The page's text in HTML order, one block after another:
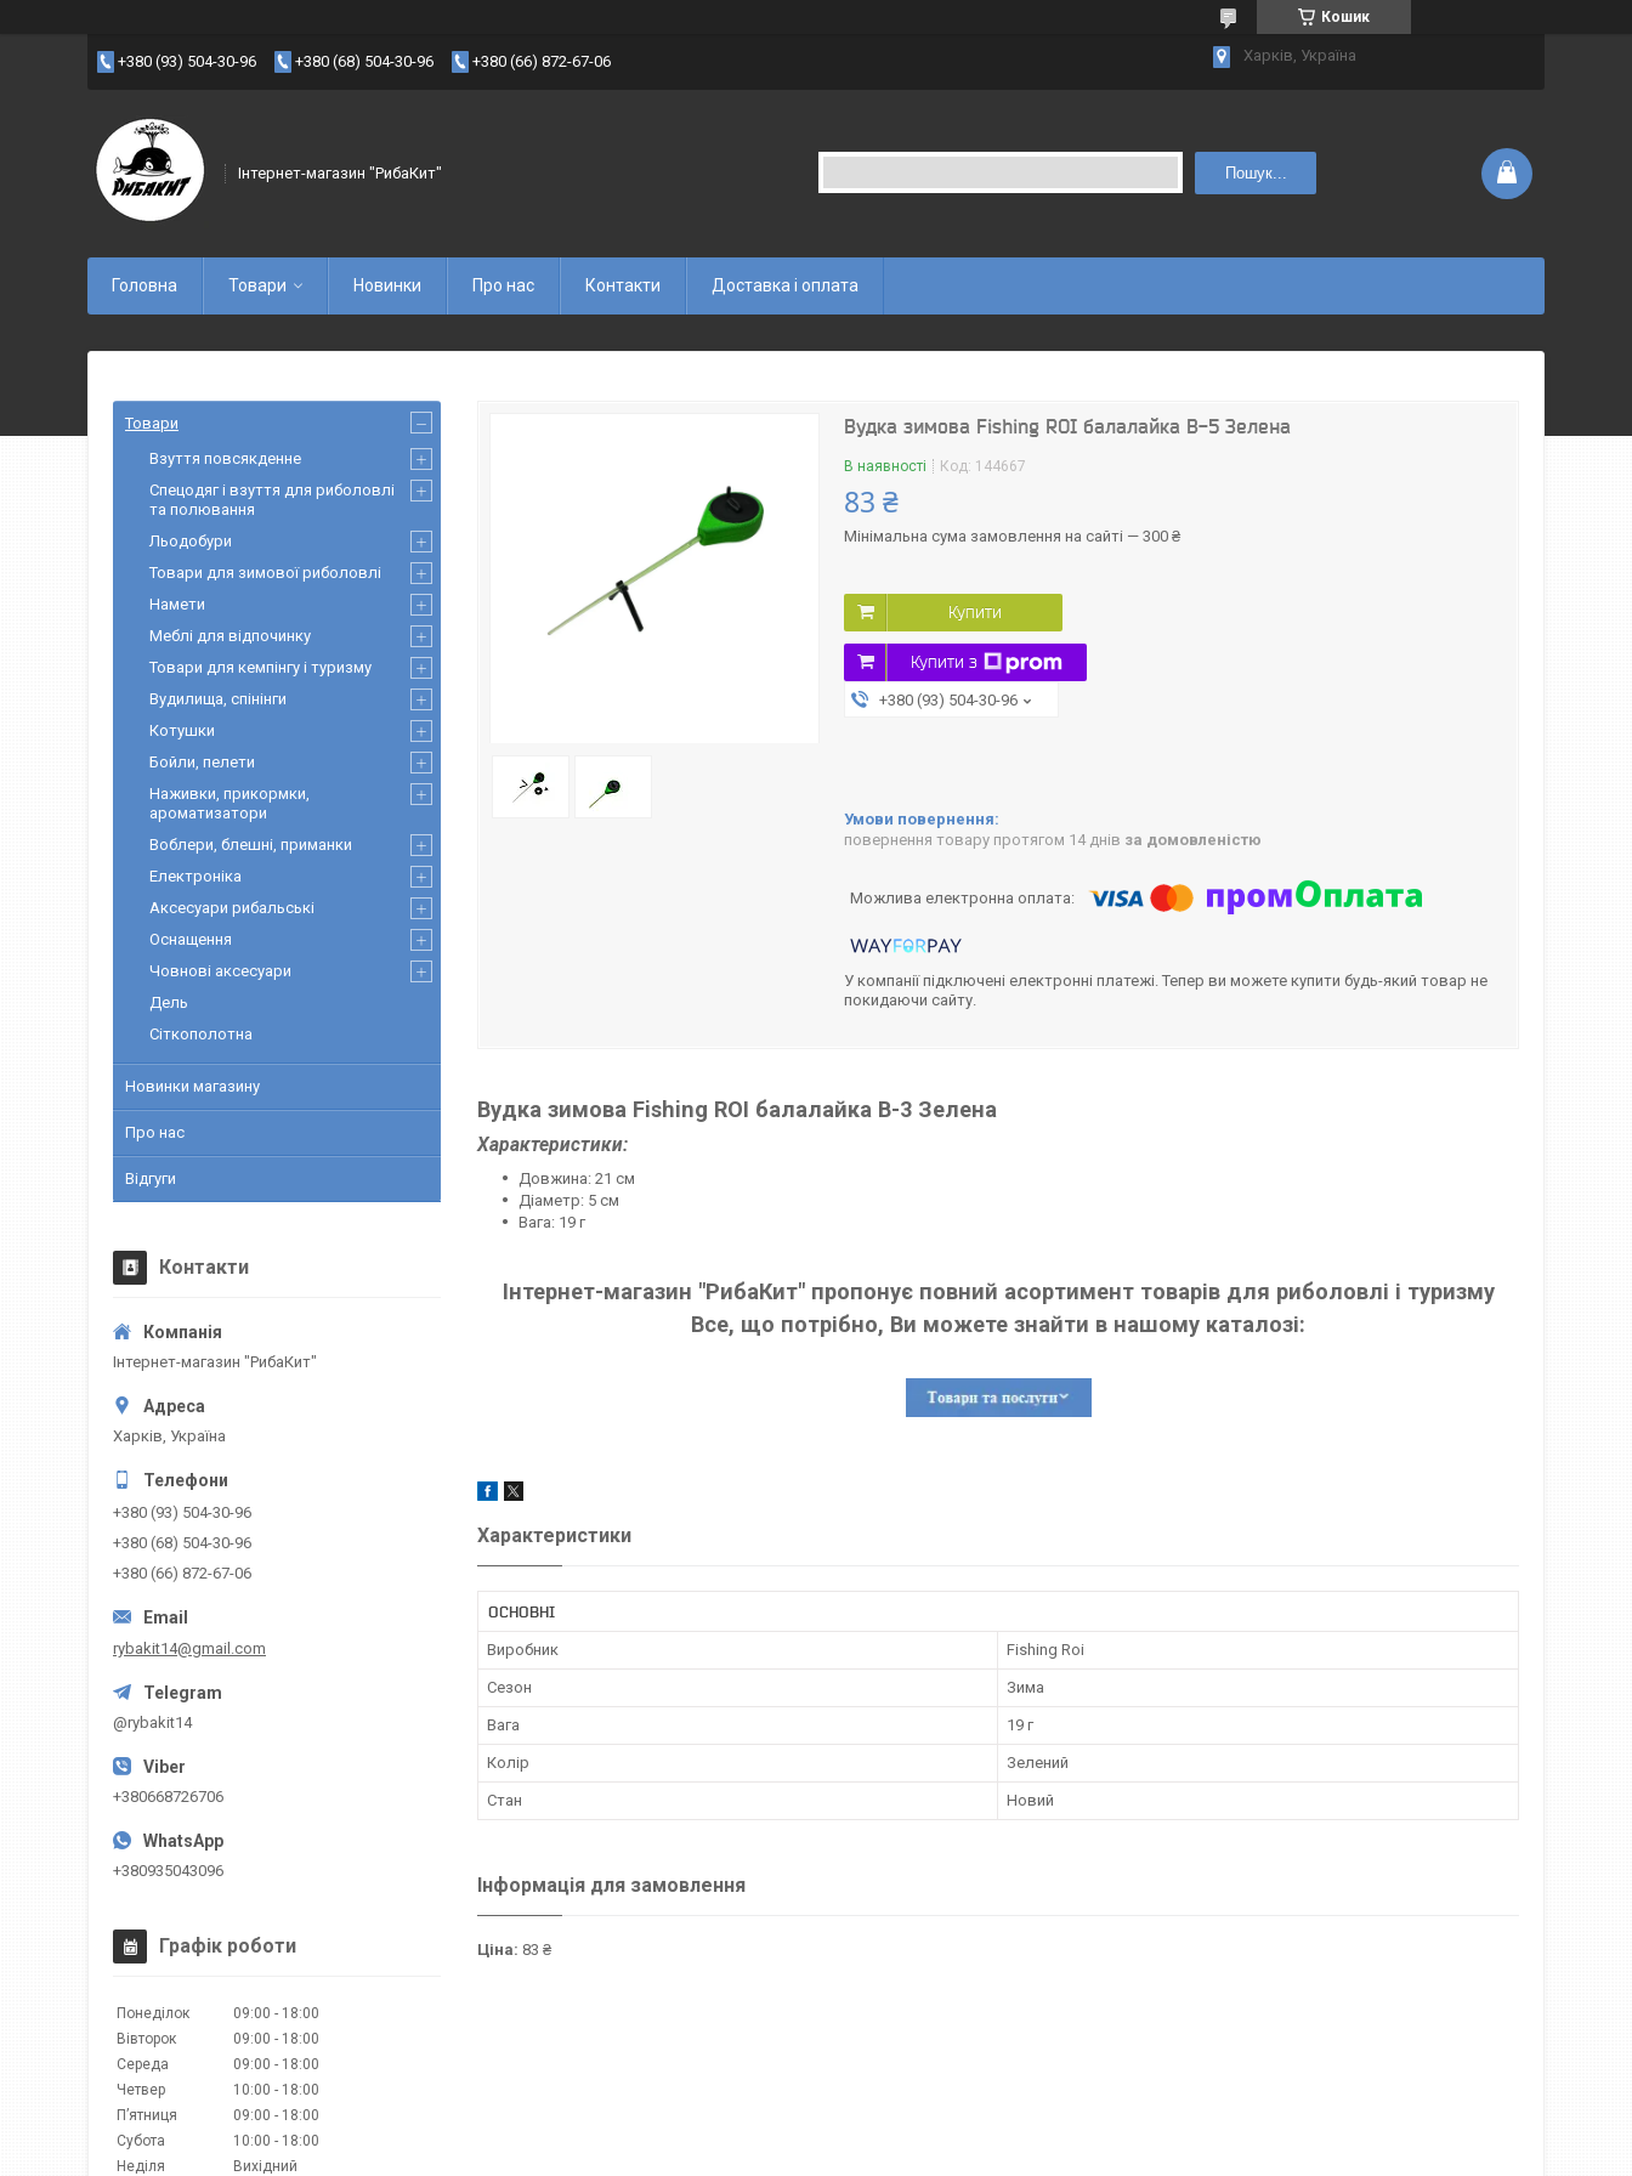
Кошик
+380 (93) 504-30-96 +380 (68) 504-30-96 +380 (66) 872-67-06 Харків, Україна
Інтернет-магазин "РибаКит" Пошук...
Головна Товари Новинки Про нас Контакти Доставка і оплата
Вудка зимова Fishing ROI балалайка B-5 Зелена
В наявності Код: 144667
83 ₴
Мінімальна сума замовлення на сайті — 300 ₴
Купити
Купити з
+380 (93) 504-30-96
повернення товару протягом 14 днів за домовленістю
У компанії підключені електронні платежі. Тепер ви можете купити будь-який товар не
покидаючи сайту.
Вудка зимова Fishing ROI балалайка B-3 Зелена
Характеристики:
Довжина: 21 см
Діаметр: 5 см
Вага: 19 г
Інтернет-магазин "РибаКит" пропонує повний асортимент товарів для риболовлі і туризму
Все, що потрібно, Ви можете знайти в нашому каталозі:
Характеристики
ОСНОВНІ
Виробник Fishing Roi
Сезон Зима
Вага 19 г
Колір Зелений
Стан Новий
Інформація для замовлення
Ціна: 83 ₴
Товари
Взуття повсякденне
Спецодяг і взуття для риболовлі
та полювання
Льодобури
Товари для зимової риболовлі
Намети
Меблі для відпочинку
Товари для кемпінгу і туризму
Вудилища, спінінги
Котушки
Бойли, пелети
Наживки, прикормки,
ароматизатори
Воблери, блешні, приманки
Електроніка
Аксесуари рибальські
Оснащення
Човнові аксесуари
Дель
Сіткополотна
Новинки магазину
Про нас
Відгуги
Контакти
Інтернет-магазин "РибаКит"
Харків, Україна
+380 (93) 504-30-96
+380 (68) 504-30-96
+380 (66) 872-67-06
rybakit14@gmail.com
@rybakit14
+380668726706
+380935043096
Графік роботи
Понеділок 09:00
18:00
Вівторок
09:00
18:00
Середа
09:00
18:00
Четвер
10:00
18:00
Пʼятниця
09:00
18:00
Субота
10:00
18:00
Неділя
Вихідний